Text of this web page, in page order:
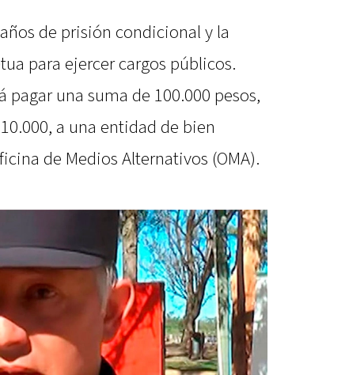
de prisión condicional y la
para ejercer cargos públicos.
una suma de 100.000 pesos,
a una entidad de bien
de Medios Alternativos (OMA).